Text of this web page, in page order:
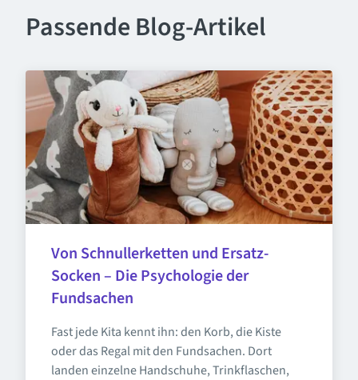
Passende Blog-Artikel
Von Schnullerketten und Ersatz-
Socken – Die Psychologie der
Fundsachen
Fast jede Kita kennt ihn: den Korb, die Kiste
oder das Regal mit den Fundsachen. Dort
landen einzelne Handschuhe, Trinkflaschen,